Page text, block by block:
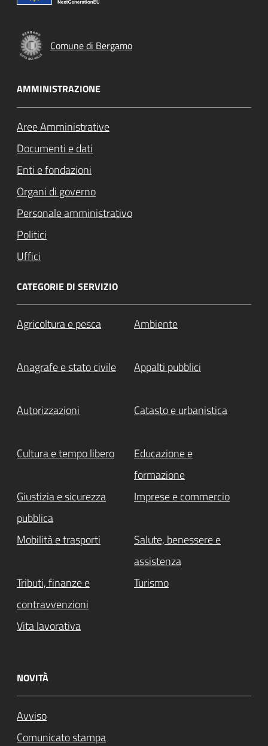
Comune di Bergamo
AMMINISTRAZIONE
Aree Amministrative
Documenti e dati
Enti e fondazioni
Organi di governo
Personale amministrativo
Politici
Uffici
CATEGORIE DI SERVIZIO
Agricoltura e pesca Ambiente
Anagrafe e stato civile Appalti pubblici
Autorizzazioni Catasto e urbanistica
Cultura e tempo libero
Educazione e
formazione
Giustizia e sicurezza
pubblica
Imprese e commercio
Mobilità e trasporti
Salute, benessere e
assistenza
Tributi, finanze e
contravvenzioni
Turismo
Vita lavorativa
NOVITÀ
Avviso
Comunicato stampa